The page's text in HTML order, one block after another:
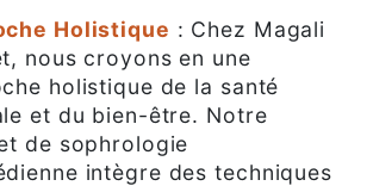
Holistique : Chez Magali
nous croyons en une
holistique de la santé
et du bien-être. Notre
de sophrologie
intègre des techniques